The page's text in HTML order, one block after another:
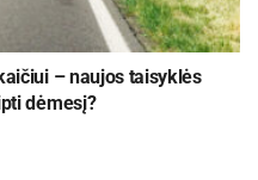
– naujos taisyklės
dėmesį?